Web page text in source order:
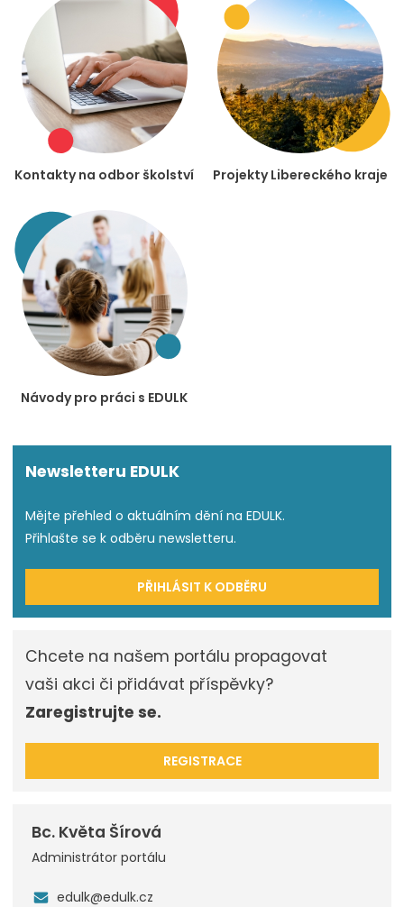
Kontakty na odbor školství Projekty Libereckého kraje
Návody pro práci s EDULK
Newsletteru EDULK
Mějte přehled o aktuálním dění na EDULK.
Přihlašte se k odběru newsletteru.
PŘIHLÁSIT K ODBĚRU
Chcete na našem portálu propagovat
vaši akci či přidávat příspěvky?
Zaregistrujte se.
REGISTRACE
Bc. Květa Šírová
Administrátor portálu
edulk@edulk.cz